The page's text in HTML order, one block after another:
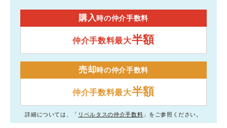
購入時の仲介手数料
仲介手数料最大半額
売却時の仲介手数料
仲介手数料最大半額
詳細については、「 リベルタスの仲介手数料 」をご参照ください。